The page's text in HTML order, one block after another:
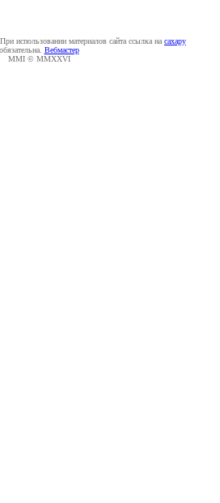
использовании материалов сайта ссылка на caxapу
обязательна. Вебмастер
MMI © MMXXVI